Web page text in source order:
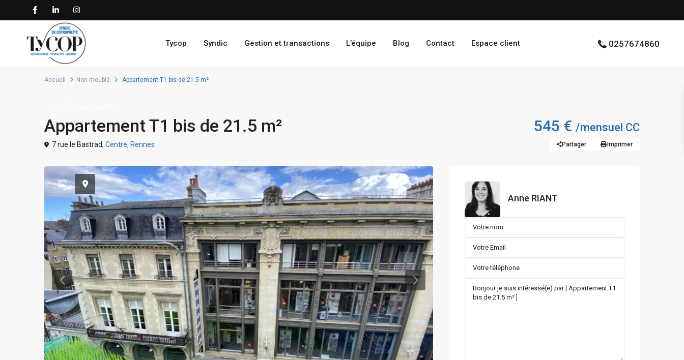
Tycop Syndic Gestion et transactions L’équipe Blog Contact Espace client 0257674860
Accueil Non meublé Appartement T1 bis de 21.5 m²
Appartement T1 bis de 21.5 m² 545 € /mensuel CC
7 rue le Bastrad, Centre, Rennes Partager Imprimer
Previous Previous
Anne RIANT